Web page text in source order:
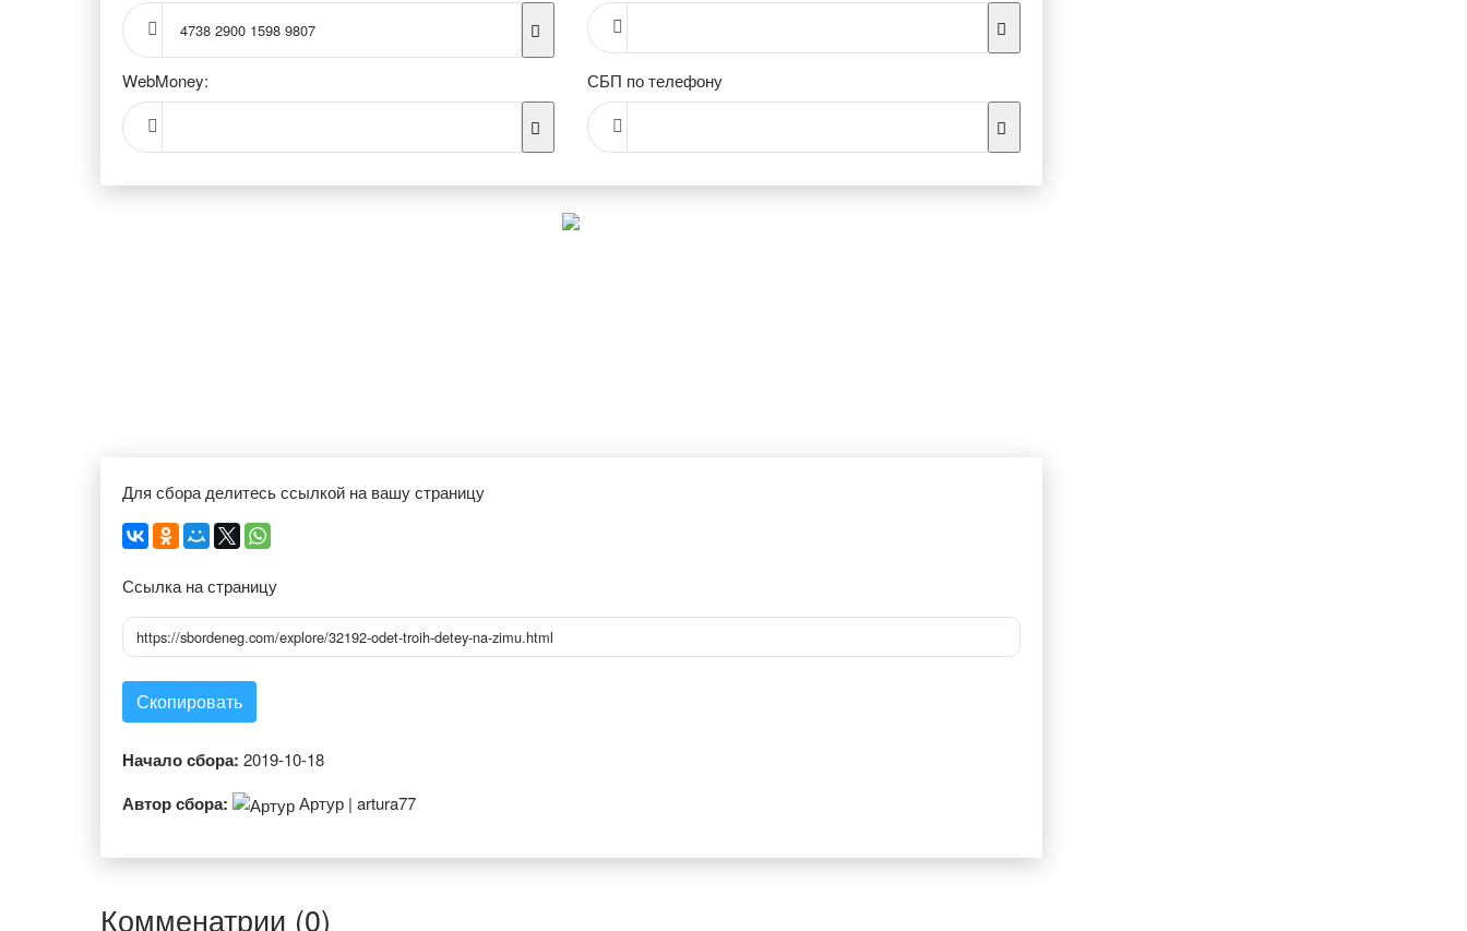
4738 2900 1598 9807
WebMoney: СБП по телефону
Для сбора делитесь ссылкой на вашу страницу
Ссылка на страницу
https://sbordeneg.com/explore/32192-odet-troih-detey-na-zimu.html
Скопировать
Начало сбора: 2019-10-18
Автор сбора: Артур | artura77
Комменатрии (0)